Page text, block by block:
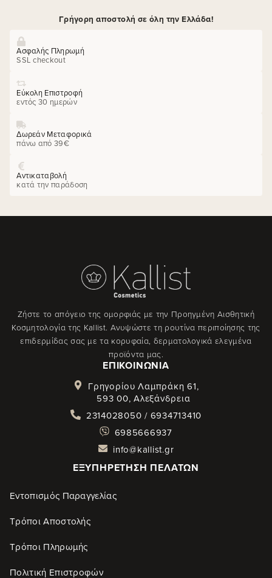
Γρήγορη αποστολή σε όλη την Ελλάδα!
Ασφαλής Πληρωμή
SSL checkout
Εύκολη Επιστροφή
εντός 30 ημερών
Δωρεάν Μεταφορικά
πάνω από 39€
Αντικαταβολή
κατά την παράδοση
Ζήστε το απόγειο της ομορφιάς με την Προηγμένη Αισθητική
Κοσμητολογία της Kallist. Ανυψώστε τη ρουτίνα περιποίησης της
επιδερμίδας σας με τα κορυφαία, δερματολογικά ελεγμένα
προϊόντα μας.
ΕΠΙΚΟΙΝΩΝΊΑ
Γρηγορίου Λαμπράκη 61,
593 00, Αλεξάνδρεια
2314028050 / 6934713410
6985666937
info@kallist.gr
ΕΞΥΠΗΡΈΤΗΣΗ ΠΕΛΑΤΏΝ
Εντοπισμός Παραγγελίας
Τρόποι Αποστολής
Τρόποι Πληρωμής
Πολιτική Επιστροφών